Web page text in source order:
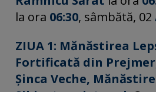
la ora 06:30, sâmbătă, 02
ZIUA 1: Mănăstirea
Fortificată din
Șinca Veche,